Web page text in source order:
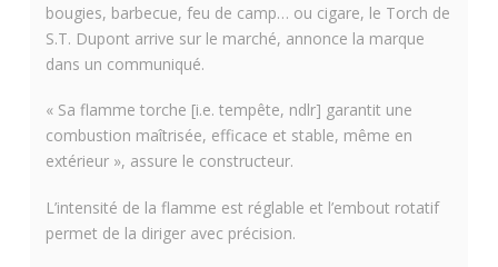
bougies, barbecue, feu de camp… ou cigare, le Torch de
S.T. Dupont arrive sur le marché, annonce la marque
dans un communiqué.
« Sa flamme torche [i.e. tempête, ndlr] garantit une
combustion maîtrisée, efficace et stable, même en
extérieur », assure le constructeur.
L’intensité de la flamme est réglable et l’embout rotatif
permet de la diriger avec précision.